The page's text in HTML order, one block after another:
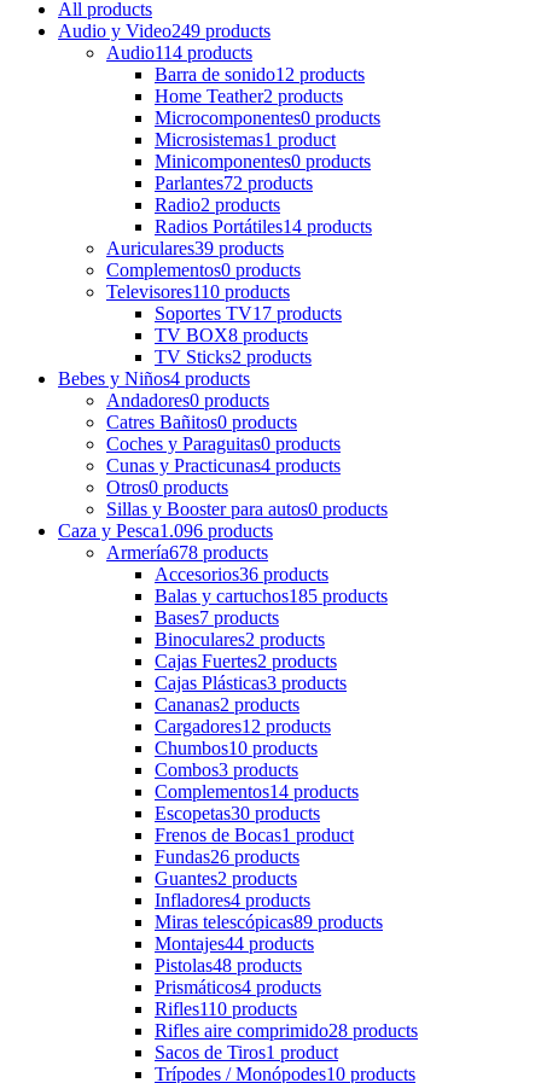
All products
Audio y Video249 products
Audio114 products
Barra de sonido12 products
Home Teather2 products
Microcomponentes0 products
Microsistemas1 product
Minicomponentes0 products
Parlantes72 products
Radio2 products
Radios Portátiles14 products
Auriculares39 products
Complementos0 products
Televisores110 products
Soportes TV17 products
TV BOX8 products
TV Sticks2 products
Bebes y Niños4 products
Andadores0 products
Catres Bañitos0 products
Coches y Paraguitas0 products
Cunas y Practicunas4 products
Otros0 products
Sillas y Booster para autos0 products
Caza y Pesca1.096 products
Armería678 products
Accesorios36 products
Balas y cartuchos185 products
Bases7 products
Binoculares2 products
Cajas Fuertes2 products
Cajas Plásticas3 products
Cananas2 products
Cargadores12 products
Chumbos10 products
Combos3 products
Complementos14 products
Escopetas30 products
Frenos de Bocas1 product
Fundas26 products
Guantes2 products
Infladores4 products
Miras telescópicas89 products
Montajes44 products
Pistolas48 products
Prismáticos4 products
Rifles110 products
Rifles aire comprimido28 products
Sacos de Tiros1 product
Trípodes / Monópodes10 products